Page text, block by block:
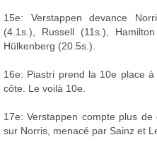
15e: Verstappen devance
(4.1s.), Russell (11s.),
Hülkenberg (20.5s.).
16e: Piastri prend la 10e place
côte. Le voilà 10e.
17e: Verstappen compte plus de
sur Norris, menacé par Sainz et